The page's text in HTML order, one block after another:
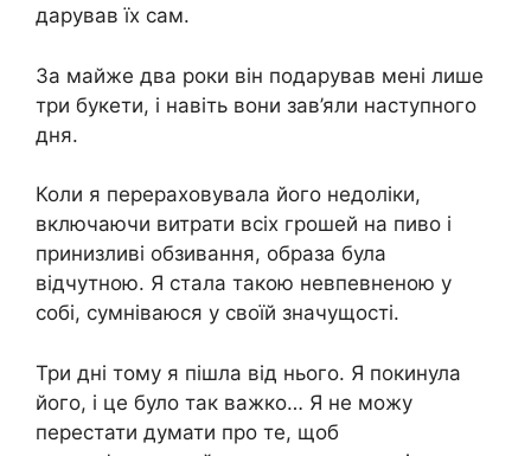
дарував їх сам.
За майже два роки він подарував мені лише
три букети, і навіть вони зав’яли наступного
дня.
Коли я перераховувала його недоліки,
включаючи витрати всіх грошей на пиво і
принизливі обзивання, образа була
відчутною. Я стала такою невпевненою у
собі, сумніваюся у своїй значущості.
Три дні тому я пішла від нього. Я покинула
його, і це було так важко… Я не можу
перестати думати про те, щоб